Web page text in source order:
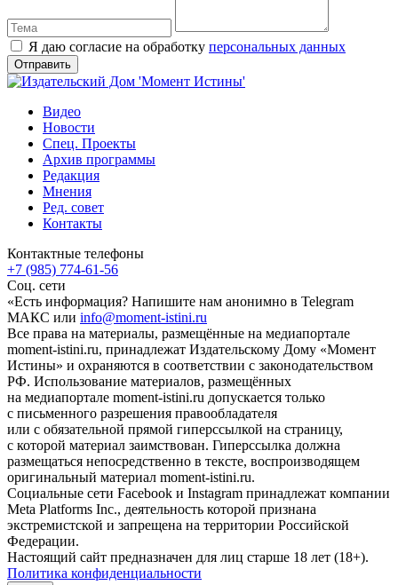
Я даю согласие на обработку персональных данных
Видео
Новости
Спец. Проекты
Архив программы
Редакция
Мнения
Ред. совет
Контакты
Контактные телефоны
+7 (985) 774-61-56
Соц. сети
«Есть информация? Напишите нам анонимно в Telegram
МАКС или info@moment-istini.ru
Все права на материалы, размещённые на медиапортале
moment-istini.ru, принадлежат Издательскому Дому «Момент
Истины» и охраняются в соответствии с законодательством
РФ. Использование материалов, размещённых
на медиапортале moment-istini.ru допускается только
с письменного разрешения правообладателя
или с обязательной прямой гиперссылкой на страницу,
с которой материал заимствован. Гиперссылка должна
размещаться непосредственно в тексте, воспроизводящем
оригинальный материал moment-istini.ru.
Социальные сети Facebook и Instagram принадлежат компании
Meta Platforms Inc., деятельность которой признана
экстремистской и запрещена на территории Российской
Федерации.
Настоящий сайт предназначен для лиц старше 18 лет (18+).
Политика конфиденциальности